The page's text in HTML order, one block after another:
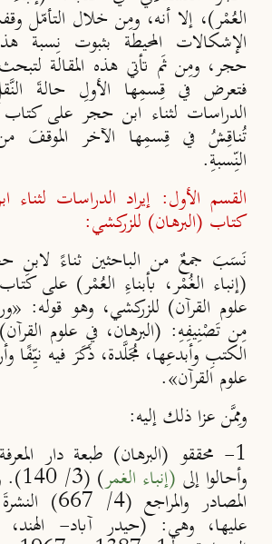
العُمْر)، إلا أنه، ومِن خلال
الإشكالات المحيطة بثبوت نِسبة
حجر، ومِن ثَم تأتي هذه المقالة
فتعرض في قِسمِها الأولِ حالةَ
الدراسات لثناء ابن حجر على كتاب
تُناقِشُ في قِسمِها الآخر الموقفَ
النِّسبةِ.
القسم الأول: إيراد الدراسات
كتاب (البرهان) للزركشي:
نَسَبَ جمعٌ من الباحثين ثناءً لابنِ
(إنباء الغُمْر، بأبناءِ العُمْر) على
علوم القرآن) للزركشي، وهو قوله:
مِن ‌تَصْنِيفِهِ: (البرهان، في علوم
الكتبِ وأبدعِها، مُجَلَّدة، ذَكَرَ فيه نيِّفًا
علوم القرآن».
ومِمَّن عزا ذلك إليه:
وأحالوا إلى (إنباء الغمر) (
3/ 140
).
المصادر
عليها، وهي: (حيدر آباد- الهند،